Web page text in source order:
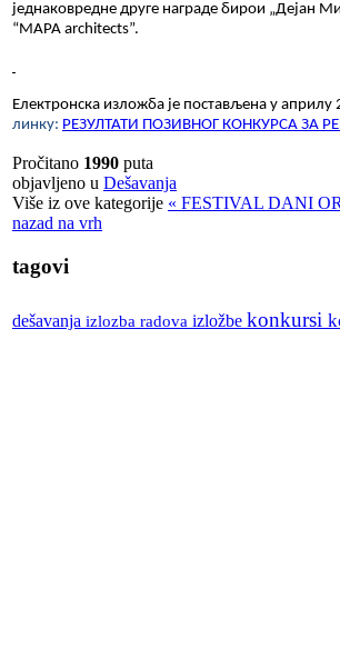
једнаковредне друге награде бирои „Дејан
“MAPA architects”.
Електронска изложба је постављена у
линку: РЕЗУЛТАТИ ПОЗИВНОГ КОНКУРСА ЗА
Pročitano 1990 puta
objavljeno u Dešavanja
Više iz ove kategorije « FESTIVAL DANI
nazad na vrh
tagovi
dešavanja izlozba radova izložbe konkursi